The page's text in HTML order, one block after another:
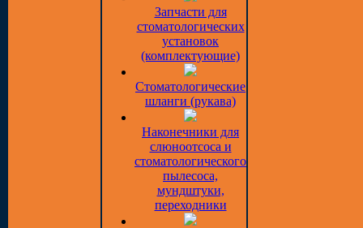
Запчасти для
стоматологических
установок
(комплектующие)
Стоматологические
шланги (рукава)
Наконечники для
слюноотсоса и
стоматологического
пылесоса,
мундштуки,
переходники